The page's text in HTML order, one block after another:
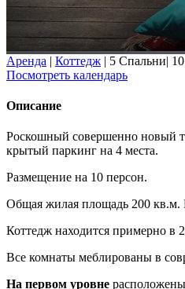
Аренда | Коттедж | 5 Спальни|
Посмотреть календарь
Описание
Роскошный совершенно новый
крытый паркинг на 4 места.
Размещение на 10 персон.
Общая жилая площадь 200 кв.м.
Коттедж находится примерно в
Все комнаты меблированы в
На первом уровне расположены